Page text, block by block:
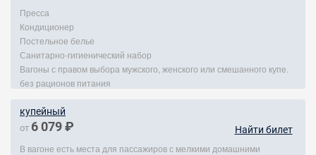
Пресса
Кондиционер
Постельное белье
Санитарно-гигиенический набор
Вагоны с правом выбора мужского, женского или смешанного купе.
без рационов питания
купейный
от 6 079 ₽ Найти билет
В вагоне есть места для пассажиров с мелкими домашними